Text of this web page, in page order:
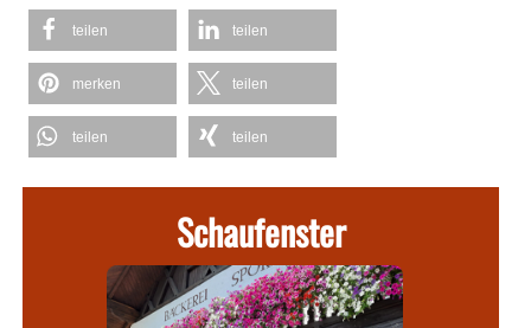
teilen teilen
merken teilen
teilen teilen
Schaufenster